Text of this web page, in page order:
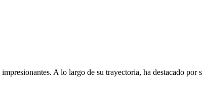
A lo largo de su trayectoria, ha destacado por